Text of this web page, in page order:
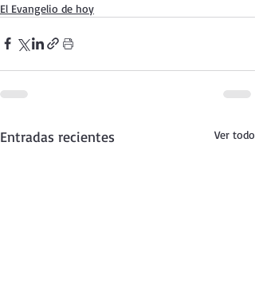
El Evangelio de hoy
Entradas recientes Ver todo